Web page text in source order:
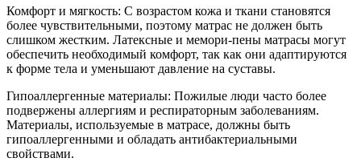
Комфорт и мягкость: С возрастом кожа и ткани становятся
более чувствительными, поэтому матрас не должен быть
слишком жестким. Латексные и мемори-пены матрасы могут
обеспечить необходимый комфорт, так как они адаптируются
к форме тела и уменьшают давление на суставы.
Гипоаллергенные материалы: Пожилые люди часто более
подвержены аллергиям и респираторным заболеваниям.
Материалы, используемые в матрасе, должны быть
гипоаллергенными и обладать антибактериальными
свойствами.